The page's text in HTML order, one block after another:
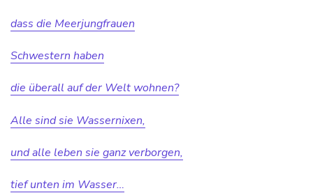
dass die Meerjungfrauen
Schwestern haben
die überall auf der Welt wohnen?
Alle sind sie Wassernixen,
und alle leben sie ganz verborgen,
tief unten im Wasser…